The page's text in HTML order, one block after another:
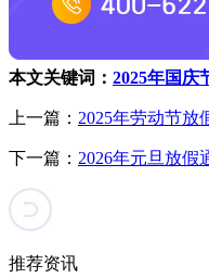
本文关键词： 2025年国庆
上一篇： 2025年劳动节放
下一篇： 2026年元旦放假
推荐资讯